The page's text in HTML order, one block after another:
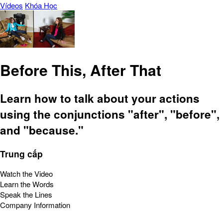
Vídeos Khóa Học
Before This, After That
Learn how to talk about your actions
using the conjunctions "after", "before",
and "because."
Trung cấp
Watch the Video
Learn the Words
Speak the Lines
Company Information